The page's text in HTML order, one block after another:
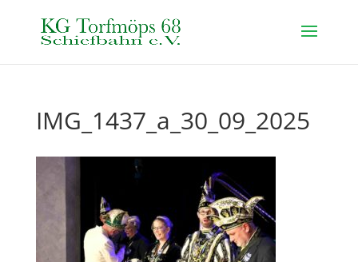
IMG_1437_a_30_09_2025